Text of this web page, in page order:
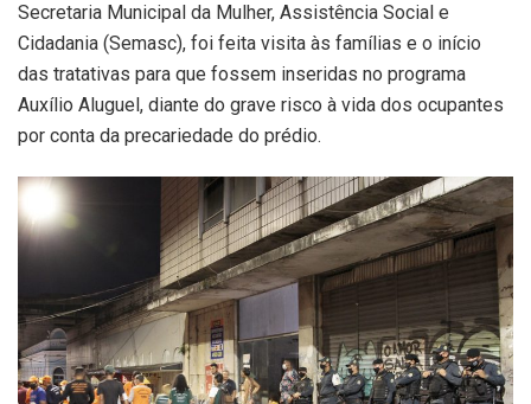
Secretaria Municipal da Mulher, Assistência Social e
Cidadania (Semasc), foi feita visita às famílias e o início
das tratativas para que fossem inseridas no programa
Auxílio Aluguel, diante do grave risco à vida dos ocupantes
por conta da precariedade do prédio.